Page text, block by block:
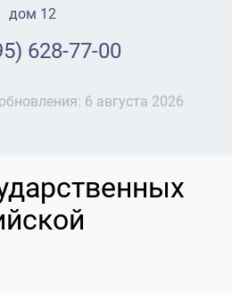
дом 12
628-77-00
6 августа 2026